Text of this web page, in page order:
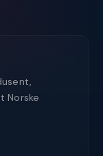
Norske